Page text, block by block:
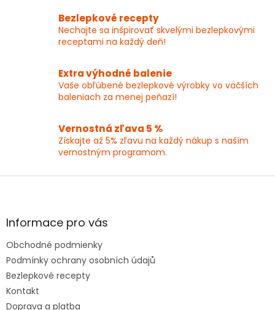
i
e
p
r
k
y
v
ý
i
s
u
Bezlepkové recepty
Nechajte sa inšpirovať skvelými bezlepkovými
receptami na každý deň!
Extra výhodné balenie
Vaše obľúbené bezlepkové výrobky vo väčších
baleniach za menej peňazí!
Vernostná zľava 5 %
Získajte až 5% zľavu na každý nákup s naším
vernostným programom.
Z
ä
e
Informace pro vás
Obchodné podmienky
Podmínky ochrany osobních údajů
Bezlepkové recepty
Kontakt
Doprava a platba